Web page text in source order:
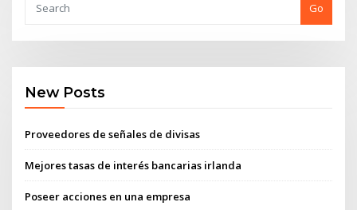
Go
New Posts
Proveedores de señales de divisas
Mejores tasas de interés bancarias irlanda
Poseer acciones en una empresa